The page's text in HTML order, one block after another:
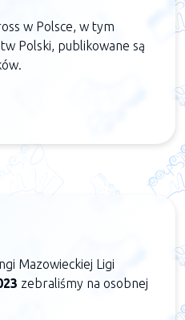
w Polsce, w tym
Polski, publikowane są
Mazowieckiej Ligi
zebraliśmy na osobnej